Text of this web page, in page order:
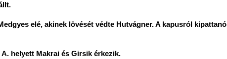
elé, akinek lövését védte Hutvágner. A kapusról kipattanó
helyett Makrai és Girsik érkezik.